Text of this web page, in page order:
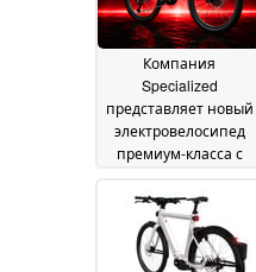
Компания
Specialized
представляет новый
электровелосипед
премиум-класса с
по цене 13 тысяч
долларов25 July 2026